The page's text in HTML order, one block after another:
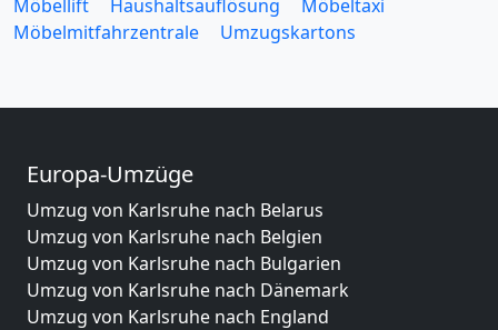
Möbellift
Haushaltsauflösung
Möbeltaxi
Möbelmitfahrzentrale
Umzugskartons
Europa-Umzüge
Umzug von Karlsruhe nach Belarus
Umzug von Karlsruhe nach Belgien
Umzug von Karlsruhe nach Bulgarien
Umzug von Karlsruhe nach Dänemark
Umzug von Karlsruhe nach England